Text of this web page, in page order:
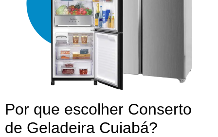
Por que escolher Conserto
de Geladeira Cuiabá?​